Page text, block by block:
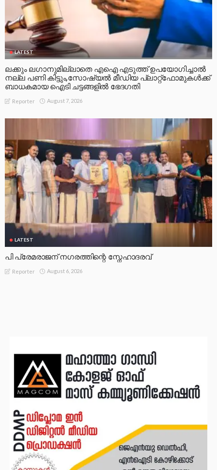
LATEST
ലക്കും ലഗാനുമില്ലാതെ എഐ എടുത്ത് ഉപയോഗിച്ചാല്‍
നല്ല പണി കിട്ടും,സോഷ്യല്‍ മീഡിയ പ്ലാറ്റ്‌ഫോമുകള്‍ക്ക്
ബാധകമായ ഐടി ചട്ടങ്ങളില്‍ ഭേദഗതി
Reporter August 7, 2026
LATEST
പി പ്രേമരാജന് നഗരത്തിന്റെ സ്നേഹാദരവ്
Reporter August 6, 2026